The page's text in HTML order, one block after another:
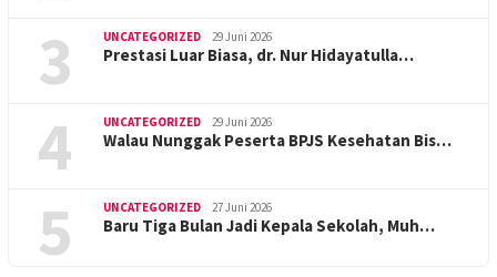
3 UNCATEGORIZED 29 Juni 2026
Prestasi Luar Biasa, dr. Nur Hidayatulla…
4 UNCATEGORIZED 29 Juni 2026
Walau Nunggak Peserta BPJS Kesehatan Bis…
5 UNCATEGORIZED 27 Juni 2026
Baru Tiga Bulan Jadi Kepala Sekolah, Muh…